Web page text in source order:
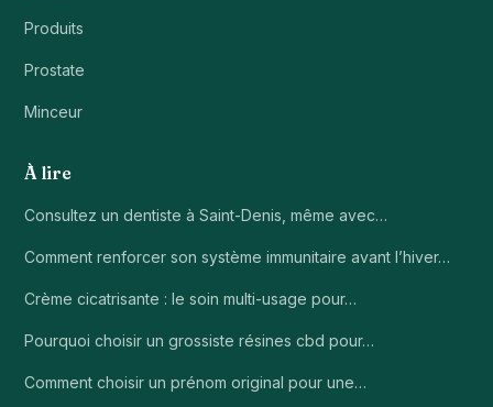
Produits
Prostate
Minceur
À lire
Consultez un dentiste à Saint-Denis, même avec…
Comment renforcer son système immunitaire avant l’hiver…
Crème cicatrisante : le soin multi-usage pour…
Pourquoi choisir un grossiste résines cbd pour…
Comment choisir un prénom original pour une…